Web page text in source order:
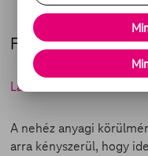
Felnőtt-csütörtök
Lassie hazatér
A nehéz anyagi
arra kényszerül, hogy